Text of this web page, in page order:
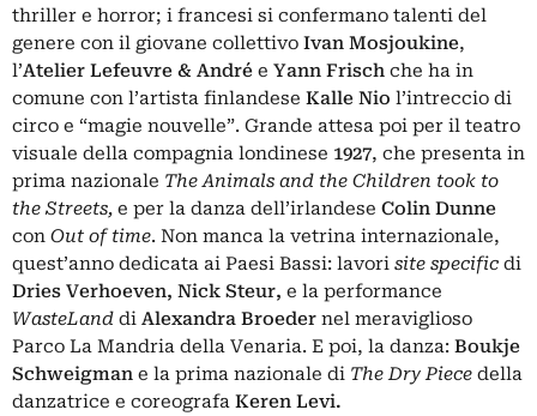
thriller e horror; i francesi si confermano talenti del
genere con il giovane collettivo Ivan Mosjoukine,
l’Atelier Lefeuvre & André e Yann Frisch che ha in
comune con l’artista finlandese Kalle Nio l’intreccio di
circo e “magie nouvelle”. Grande attesa poi per il teatro
visuale della compagnia londinese 1927, che presenta in
prima nazionale The Animals and the Children took to
the Streets, e per la danza dell’irlandese Colin Dunne
con Out of time. Non manca la vetrina internazionale,
quest’anno dedicata ai Paesi Bassi: lavori site specific di
Dries Verhoeven, Nick Steur, e la performance
WasteLand di Alexandra Broeder nel meraviglioso
Parco La Mandria della Venaria. E poi, la danza: Boukje
Schweigman e la prima nazionale di The Dry Piece della
danzatrice e coreografa Keren Levi.